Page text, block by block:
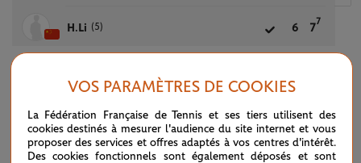
H.Li (5) 6 7
7
L.Van Assche (W) 0 4
VOS PARAMÈTRES DE COOKIES
La Fédération Française de Tennis et ses tiers utilisent des
cookies destinés à mesurer l'audience du site internet et vous
proposer des services et offres adaptés à vos centres d'intérêt.
Des cookies fonctionnels sont également déposés et sont